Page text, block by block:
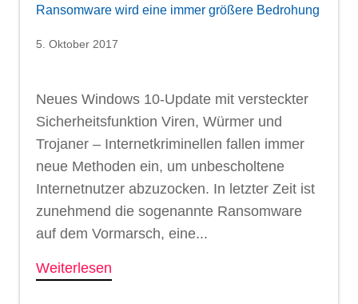
Ransomware wird eine immer größere Bedrohung
5. Oktober 2017
Neues Windows 10-Update mit versteckter
Sicherheitsfunktion Viren, Würmer und
Trojaner – Internetkriminellen fallen immer
neue Methoden ein, um unbescholtene
Internetnutzer abzuzocken. In letzter Zeit ist
zunehmend die sogenannte Ransomware
auf dem Vormarsch, eine...
Weiterlesen